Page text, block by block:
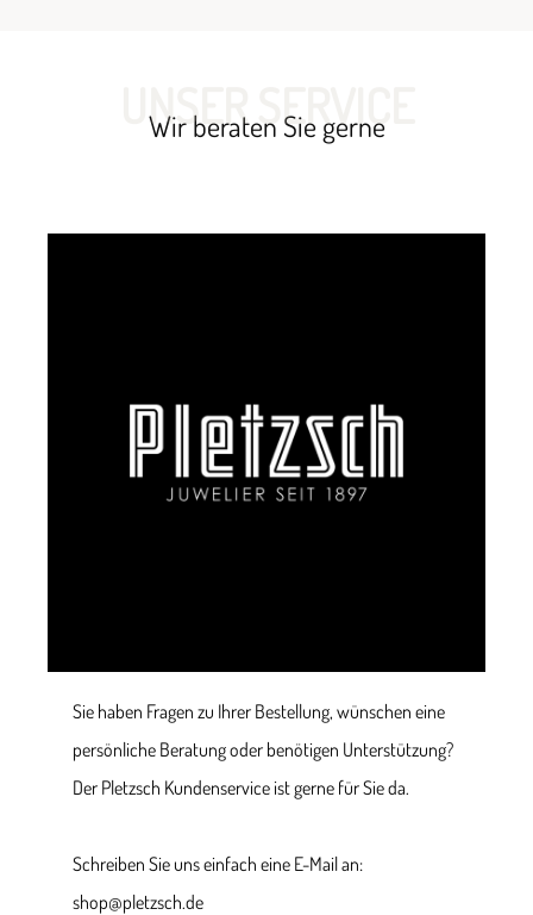
UNSER SERVICE
Wir beraten Sie gerne
Sie haben Fragen zu Ihrer Bestellung, wünschen eine
persönliche Beratung oder benötigen Unterstützung?
Der Pletzsch Kundenservice ist gerne für Sie da.
Schreiben Sie uns einfach eine E-Mail an:
shop@pletzsch.de